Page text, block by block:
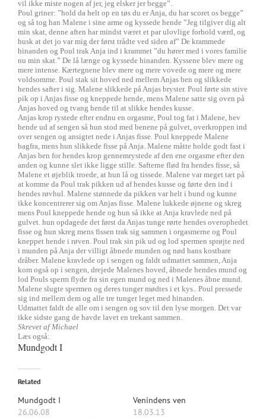
vil ikke miste nogen af jer, jeg elsker jer begge”.
Poul griner: ”hold da helt op en tøs du er Anja, du har scoret os begge”
og så tog han Malene i sine arme og kyssede hende ”Jeg tilgiver dig alt
min skat, denne aften har mindst været et par ulovlige forhold værd, og
husk at det jo var mig der først trådte ved siden af” De krammede
hinanden og Poul trak Anja ind i krammet ”du hører med i vores familie
nu min skat.” De lå længe og kyssede hinanden. Kyssene blev mere og
mere intense. Kærtegnene blev mere og mere vovede og mere og mere
voldsomme. Poul stak sit hoved ned mellem Anjas ben og slikkede
hendes safter i sig. Malene slikkede på Anjas bryster. Poul førte sin stive
pik op i Anjas fisse og kneppede hende, mens Malene satte sig oven på
Anjas hoved og tvang hende til at slikke hendes kusse.
Anjas krop rystede efter endnu en orgasme, Poul tog fat i Malene, hev
hende ud af sengen så hun stod med benene på gulvet, overkroppen ind
over sengen og ansigtet nede i Anjas fisse. Poul kneppede Malene
bagfra, mens hun slikkede fisse på Anja. Malene måtte holde godt fast i
Anjas ben for hendes krop gennemrystede af den ene orgasme efter den
anden og kunne slet ikke ligge stille. Safterne flød fra hendes fisse, så
Malene et øjeblik troede, at hun lå og tissede. Malene var meget tæt på
at komme da Poul trak pikken ud af hendes kusse og førte den ind i
hendes røvhul. Malene stønnede da pikken var helt i bund og kunne
ikke koncentrerer sig om Anjas fisse. Malene lukkede øjnene og skreg
mens Poul kneppede hende og hun så ikke at Anja kravlede ned på
gulvet. hun opdagede det først da Anjas tunge rørte hendes overophedet
fisse og hun skreg mens fissen trak sig sammen i orgasmerne og Poul
kneppet hende i røven. Poul trak sin pik ud og lod spermen sprøjte ned
i munden på Anja der villigt åbnede munden og nød hans kostbare
dråber. Malene kravlede op i sengen og faldt udmattet sammen, Anja
kom også op i sengen, drejede Malenes hoved, åbnede hendes mund og
lod Pouls sperm flyde fra sin egen mund og ned i Malenes åbne mund.
Malene slugte spermen og deres tunger mødtes i et kys.. Poul pressede
sig ind mellem dem og alle tre tunger leget med hinanden.
Udmattet faldt de alle om i sengen og sov til den lyse morgen. Det var
ikke sidste gang de havde lavet en trekant sammen.
Skrevet af Michael
Læs også:
Mundgodt I
Related
Mundgodt I
26.06.08
Venindens ven
18.03.13